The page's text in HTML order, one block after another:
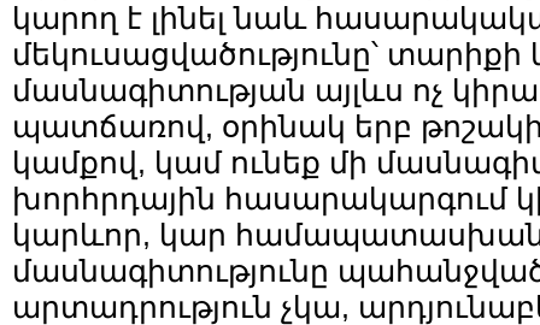
կարող է լինել նաև
մեկուսացվածությունը՝ տարիքի
մասնագիտության այլևս ոչ
պատճառով, օրինակ երբ թոշակի
կամքով, կամ ունեք մի
խորհրդային հասարակարգում
կարևոր, կար համապատասխան
մասնագիտությունը
արտադրություն չկա,